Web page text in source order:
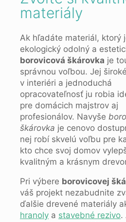
materiály
Ak hľadáte materiál, ktorý
ekologický odolný a
borovicová škárovka je
správnou voľbou. Jej
v interiéri a jednoduchá
opracovateľnosť ju robia
pre domácich majstrov aj
profesionálov. Navyše
škárovka je cenovo
nej robí skvelú voľbu pre
kto chce svoj domov
kvalitným a krásnym
Pri výbere borovicovej
váš projekt nezabudnite
ďalšie drevené materiály
hranoly a stavebné rezivo.